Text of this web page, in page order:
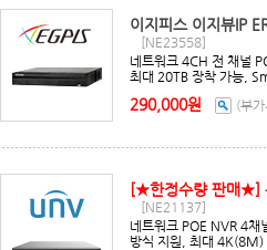
이지피스 이지뷰IP
[NE23558]
네트워크 4CH 전 채널
최대 20TB 장착 가능,
290,000원 (부
[★한정수량 판매★]
[NE21137]
네트워크 POE NVR 4
방식 지원, 최대 4K(8M)